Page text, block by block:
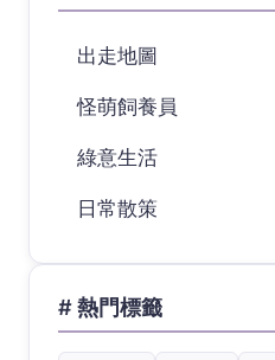
出走地圖
怪萌飼養員
綠意生活
日常散策
# 熱門標籤